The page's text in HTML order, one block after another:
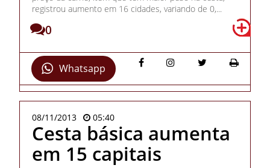
registrou aumento em 16 cidades, variando de 0,...
0
Whatsapp
08/11/2013 05:40
Cesta básica aumenta
em 15 capitais